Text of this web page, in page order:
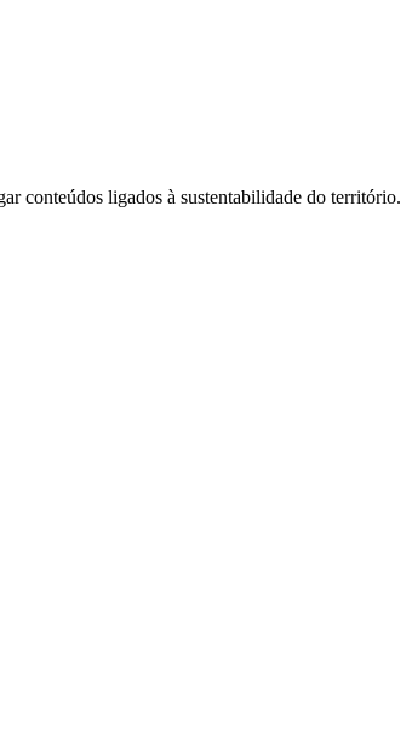
conteúdos ligados à sustentabilidade do território.